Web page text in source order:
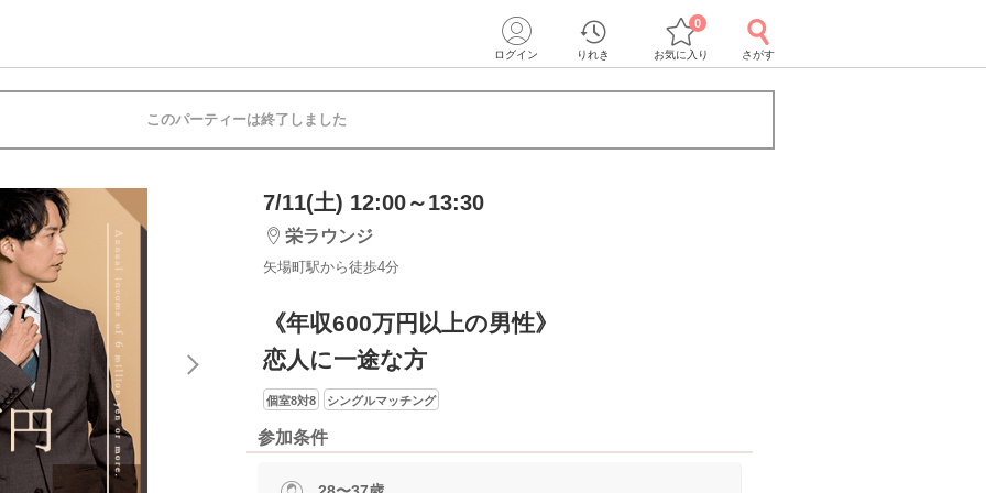
ログイン りれき お気に入り
0
さがす
このパーティーは終了しました
7/11(土) 12:00～13:30
栄ラウンジ
矢場町駅から徒歩4分
《年収600万円以上の男性》
恋人に一途な方
個室8対8 シングルマッチング
参加条件